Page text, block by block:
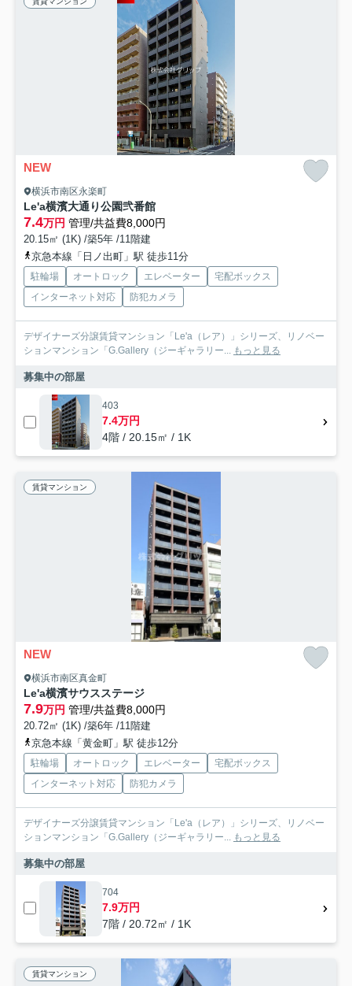
NEW
横浜市南区永楽町
Le'a横濱大通り公園弐番館
7.4万円 管理/共益費8,000円
20.15㎡ (1K) /築5年 /11階建
京急本線「日ノ出町」駅 徒歩11分
駐輪場 オートロック エレベーター
宅配ボックス
インターネット対応
防犯カメラ
デザイナーズ分譲賃貸マンション「Le'a（レア）」シリーズ、リノベー
ションマンション「G.Gallery（ジーギャラリー... もっと見る
募集中の部屋
403
7.4万円
4階 / 20.15㎡ / 1K
賃貸マンション
NEW
横浜市南区真金町
Le'a横濱サウスステージ
7.9万円 管理/共益費8,000円
20.72㎡ (1K) /築6年 /11階建
京急本線「黄金町」駅 徒歩12分
駐輪場 オートロック エレベーター
宅配ボックス
インターネット対応
防犯カメラ
デザイナーズ分譲賃貸マンション「Le'a（レア）」シリーズ、リノベー
ションマンション「G.Gallery（ジーギャラリー...
もっと見る
募集中の部屋
704
7.9万円
7階 / 20.72㎡ / 1K
賃貸マンション